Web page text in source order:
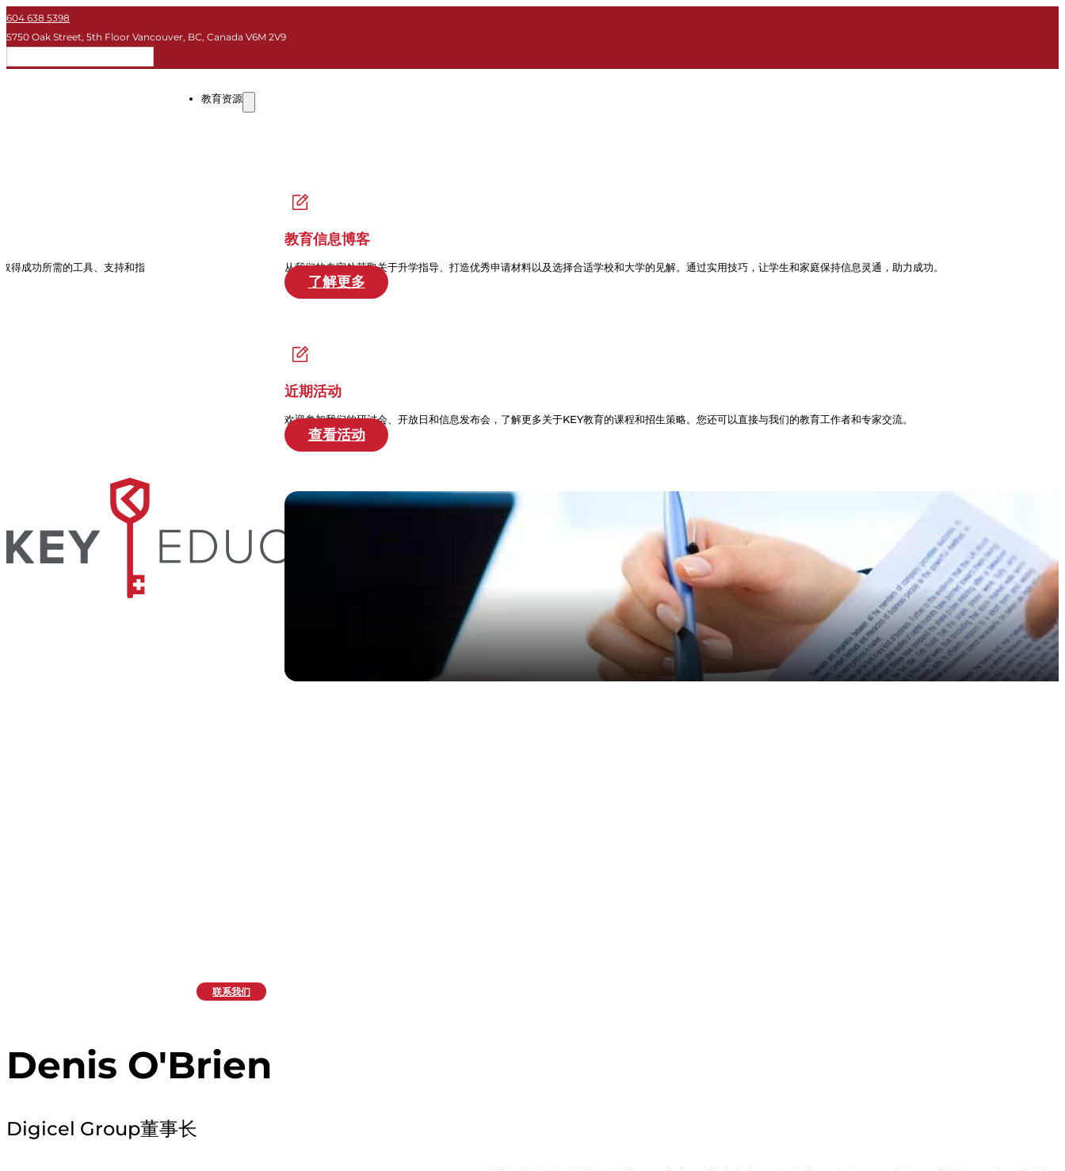
604 638 5398
5750 Oak Street, 5th Floor Vancouver, BC, Canada V6M 2V9
得成功所需的工具、支持和指
教育资源
教育信息博客
从我们的专家处获取关于升学指导、打造优秀申请材料以及选择合适学校和大学的见解。通过实用技巧，让学生和家庭保持信息灵通，助力成功。
了解更多
近期活动
欢迎参加我们的研讨会、开放日和信息发布会，了解更多关于KEY教育的课程和招生策略。您还可以直接与我们的教育工作者和专家交流。
查看活动
联系我们
Denis O'Brien
Digicel Group董事长